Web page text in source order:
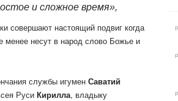
и сложное время»,
совершают настоящий подвиг когда
менее несут в народ слово Божье и
службы игумен Саватий
Руси Кирилла, владыку